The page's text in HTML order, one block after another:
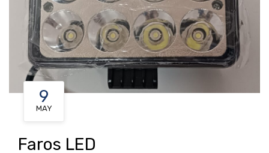
9
MAY
Faros LED